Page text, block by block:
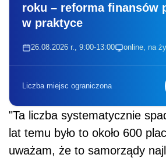
roku – reforma finansów
w praktyce
26.08.2026 r., 9:00-13:00 online, na
Liczba miejsc ograniczona
"Ta liczba systematycznie
lat temu było to około 600
uważam, że to samorządy